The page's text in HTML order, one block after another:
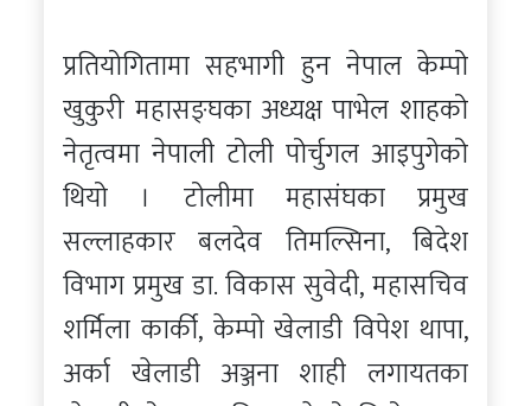
प्रतियोगितामा सहभागी हुन नेपाल केम्पो
खुकुरी महासङ्घका अध्यक्ष पाभेल शाहको
नेतृत्वमा नेपाली टोली पोर्चुगल आइपुगेको
थियो । टोलीमा महासंघका प्रमुख
सल्लाहकार बलदेव तिमल्सिना, बिदेश
विभाग प्रमुख डा. विकास सुवेदी, महासचिव
शर्मिला कार्की, केम्पो खेलाडी विपेश थापा,
अर्का खेलाडी अञ्जना शाही लगायतका